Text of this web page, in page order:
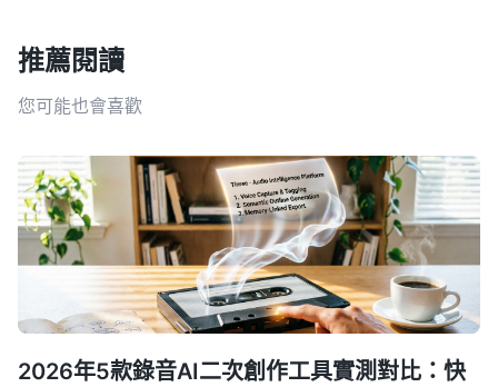
推薦閱讀
您可能也會喜歡
2026年5款錄音AI二次創作工具實測對比：快